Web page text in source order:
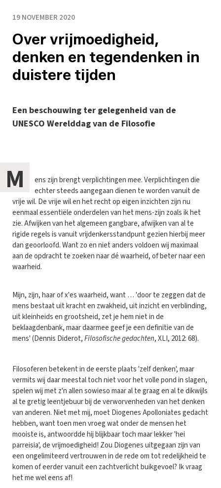
19 NOVEMBER 2020
Over vrijmoedigheid,
denken en tegendenken in
duistere tijden
Een beschouwing ter gelegenheid van de
UNESCO Werelddag van de Filosofie
M
ens zijn brengt verplichtingen mee. Verplichtingen die
echter steeds aangegaan dienen te worden vanuit de
vrije wil. De vrije wil en het recht op eigen inzichten zijn nu
eenmaal essentiële onderdelen van het mens-zijn zoals ik het
zie. Afwijken van het algemeen gangbare, afwijken van al te
rigide regels is vanuit vrijdenkersstandpunt gezien hierbij meer
dan geoorloofd. Want zo en niet anders voldoen wij maximaal
aan de opdracht te zoeken naar dé waarheid, of beter naar een
waarheid.
Mijn, zijn, haar of x'es waarheid, want … 'door te zeggen dat de
mens bestaat uit kracht en zwakheid, uit inzicht en verblinding,
uit kleinheids en grootsheid, zet je hem niet in de
beklaagdenbank, maar daarmee geef je een definitie van de
mens' (Dennis Diderot,Filosofische gedachten, XLI, 2012: 68).
Filosoferen betekent in de eerste plaats 'zelf denken', maar
vermits wij daar meestal toch niet voor het volle pond in slagen,
spelen wij met z'n allen sowieso maar al te graag en al te dikwijls
al te gretig leentjebuur bij de verworvenheden van het denken
van anderen. Niet met mij, moet Diogenes Apolloniates gedacht
hebben, want toen men vroeg wat onder de mensen het
mooiste is, antwoordde hij blijkbaar toch maar lekker 'hei
parreisia', de vrijmoedigheid! Zou Diogenes uitgegaan zijn van
een ongelimiteerd vertrouwen in de rede om tot redelijkheid te
komen of eerder vanuit een zachtverlicht buikgevoel? Ik vraag
het me wel eens af!